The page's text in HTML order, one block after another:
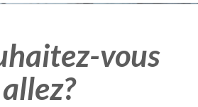
vous
allez?